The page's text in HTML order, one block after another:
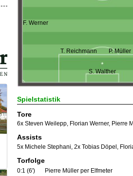
F. Werner
T. Reichmann P. Müller
S. Walther
Spielstatistik
Tore
6x Steven Weilepp, Florian Werner, Pierre
Assists
5x Michele Stephani 2x Tobias Döpel
Torfolge
0:1 (6')
Pierre Müller per Elfmeter